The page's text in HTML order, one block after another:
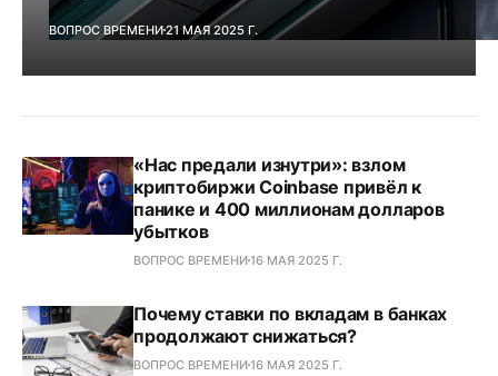
ВОПРОС ВРЕМЕНИ 21 МАЯ 2025 Г.
«Нас предали изнутри»: взлом
криптобиржи Coinbase привёл к
панике и 400 миллионам долларов
убытков
ВОПРОС ВРЕМЕНИ16 МАЯ 2025 Г.
Почему ставки по вкладам в банках
продолжают снижаться?
ВОПРОС ВРЕМЕНИ16 МАЯ 2025 Г.